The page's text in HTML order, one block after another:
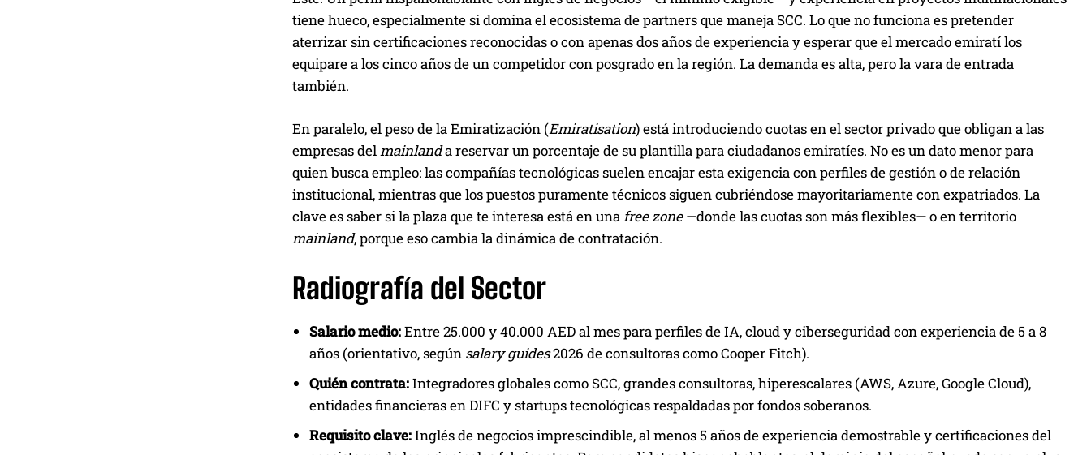
tiene hueco, especialmente si domina el ecosistema de partners que maneja SCC. Lo que no funciona es pretender
aterrizar sin certificaciones reconocidas o con apenas dos años de experiencia y esperar que el mercado emiratí los
equipare a los cinco años de un competidor con posgrado en la región. La demanda es alta, pero la vara de entrada
también.
En paralelo, el peso de la Emiratización (Emiratisation) está introduciendo cuotas en el sector privado que obligan a las
empresas delmainlanda reservar un porcentaje de su plantilla para ciudadanos emiratíes. No es un dato menor para
quien busca empleo: las compañías tecnológicas suelen encajar esta exigencia con perfiles de gestión o de relación
institucional, mientras que los puestos puramente técnicos siguen cubriéndose mayoritariamente con expatriados. La
clave es saber si la plaza que te interesa está en unafree zone—donde las cuotas son más flexibles— o en territorio
mainland, porque eso cambia la dinámica de contratación.
Radiografía del Sector
Salario medio:Entre 25.000 y 40.000 AED al mes para perfiles de IA, cloud y ciberseguridad con experiencia de 5 a 8
años (orientativo, según salary guides2026 de consultoras como Cooper Fitch).
Quién contrata:Integradores globales como SCC, grandes consultoras, hiperescalares (AWS, Azure, Google Cloud),
entidades financieras en DIFC y startups tecnológicas respaldadas por fondos soberanos.
Requisito clave:Inglés de negocios imprescindible, al menos 5 años de experiencia demostrable y certificaciones del